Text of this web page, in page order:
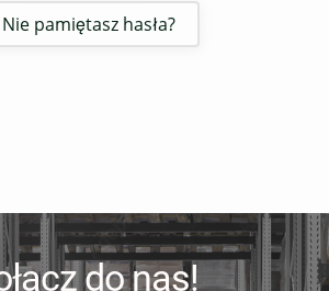
Nie pamiętasz hasła?
do nas!